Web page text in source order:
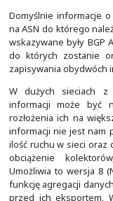
Oryginalny
obsługiwany jest
od wersji 11.0
stosowany, za
wspierającymi
eksport danych
przenosić do 24
informacje o
pola
są tylko
którymi są (pola
może być nim też